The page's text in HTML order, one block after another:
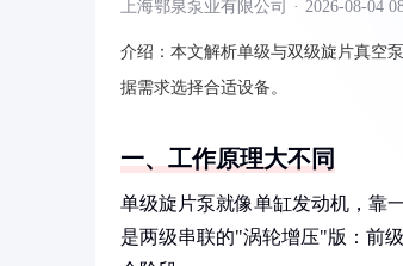
上海鄂泉泵业有限公司 · 2026-08-04
介绍： 本文解析单级与双级旋片真空
据需求选择合适设备。
一、工作原理大不同
单级旋片泵就像单缸发动机，靠
是两级串联的"涡轮增压"版：前